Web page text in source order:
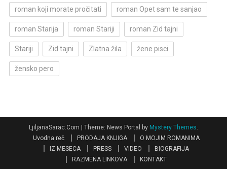
roman koji morate pročitati roman Opet sam te sanjao
roman Starija roman Stariji roman Zid tajni
Stariji Zid tajni Zlatna žila žene pisci
žensko pero
LjiljanaSarac.Com | Theme: News Portal by Mystery Themes
Uvodna reč
PRODAJA KNJIGA
O MOJIM ROMANIMA
IZ MESECA
PRESS VIDEO
BIOGRAFIJA
RAZMENA LINKOVA
KONTAKT